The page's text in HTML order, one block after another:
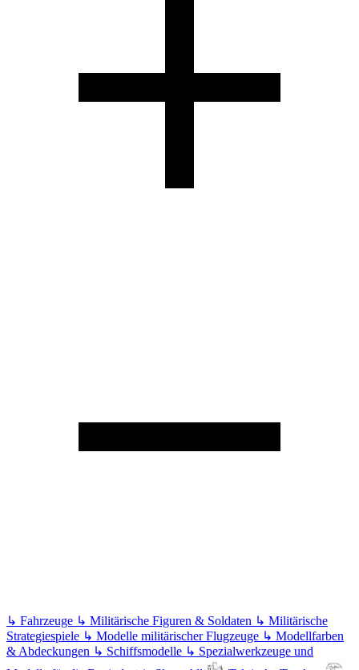
↳ Fahrzeuge ↳ Militärische Figuren & Soldaten ↳ Militärische
Strategiespiele ↳ Modelle militärischer Flugzeuge ↳ Modellfarben
& Abdeckungen ↳ Schiffsmodelle ↳ Spezialwerkzeuge und